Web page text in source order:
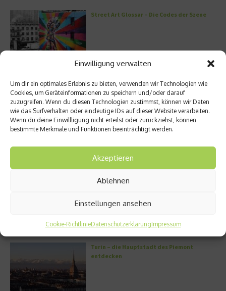
Einwilligung verwalten
Um dir ein optimales Erlebnis zu bieten, verwenden wir Technologien wie
Cookies, um Geräteinformationen zu speichern und/oder darauf
zuzugreifen. Wenn du diesen Technologien zustimmst, können wir Daten
wie das Surfverhalten oder eindeutige IDs auf dieser Website verarbeiten.
Wenn du deine Einwillligung nicht erteilst oder zurückziehst, können
bestimmte Merkmale und Funktionen beeinträchtigt werden.
Akzeptieren
Ablehnen
Einstellungen ansehen
Cookie-RichtlinieDatenschutzerklärungImpressum
Street Art Glossar – Die Codes der Szene
Kann man Hunde vegan ernähren?
Turin – die Hauptstadt des Piemont
entdecken